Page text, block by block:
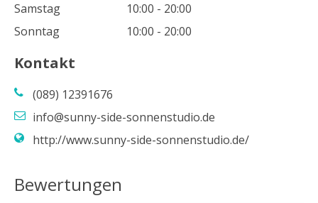
Samstag
10:00 - 20:00
Sonntag
10:00 - 20:00
Kontakt
(089) 12391676
info@sunny-side-sonnenstudio.de
http://www.sunny-side-sonnenstudio.de/
Bewertungen